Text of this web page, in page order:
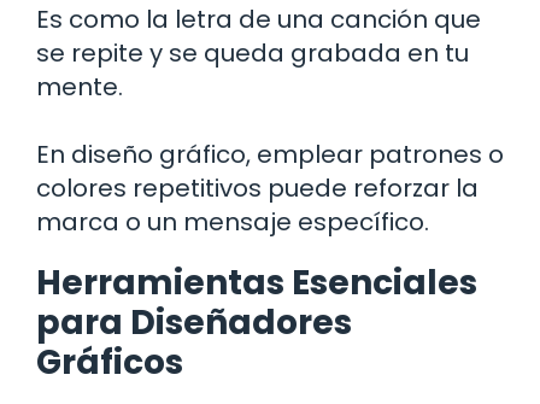
Es como la letra de una canción que
se repite y se queda grabada en tu
mente.
En diseño gráfico, emplear patrones o
colores repetitivos puede reforzar la
marca o un mensaje específico.
Herramientas Esenciales
para Diseñadores
Gráficos